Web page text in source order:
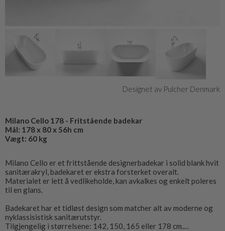
Designet av Pulcher Denmark
Milano Cello 178 - Fritstående badekar
Mål: 178 x 80 x 56h cm
Vægt: 60 kg
Milano Cello er et frittstående designerbadekar i solid blank hvit
sanitærakryl, badekaret er ekstra forsterket overalt.
Materialet er lett å vedlikeholde, kan avkalkes og enkelt poleres
til en glans.
Badekaret har et tidløst design som matcher alt av moderne og
nyklassisistisk sanitærutstyr.
Tilgjengelig i størrelsene: 142, 150, 165 eller 178 cm.